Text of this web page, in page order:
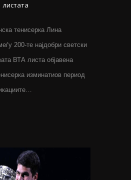
листата
тенисерка Лина
200-те најдобри светски
ВТА листа објавена
изминатиов период